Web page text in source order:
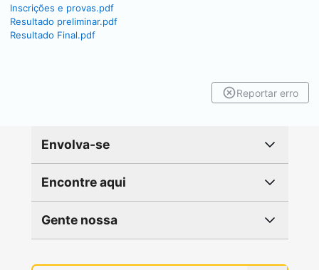
Inscrições e provas.pdf
Resultado preliminar.pdf
Resultado Final.pdf
Reportar erro
Envolva-se
Encontre aqui
Gente nossa